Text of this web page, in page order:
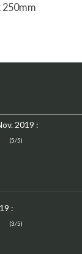
250mm
2019 :
(5/5)
:
(3/5)